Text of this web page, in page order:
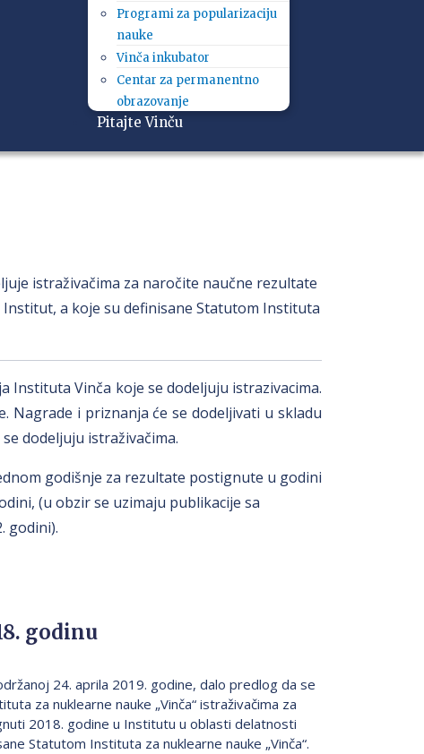
Programi za popularizaciju
nauke
Vinča inkubator
Centar za permanentno
obrazovanje
Pitajte Vinču
istraživačima za naročite naučne rezultate
a koje su definisane Statutom Instituta
Instituta Vinča koje se dodeljuju istrazivacima.
Nagrade i priznanja će se dodeljivati u skladu
dodeljuju istraživačima.
godišnje za rezultate postignute u godini
(u obzir se uzimaju publikacije sa
godini).
godinu
24. aprila 2019. godine, dalo predlog da se
za nuklearne nauke „Vinča“ istraživačima za
2018. godine u Institutu u oblasti delatnosti
Statutom Instituta za nuklearne nauke „Vinča“.